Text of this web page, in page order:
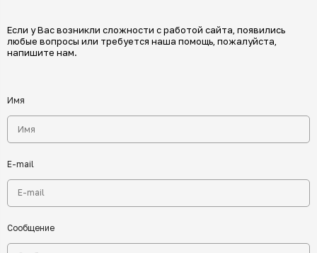
Если у Вас возникли сложности с работой сайта, появились
любые вопросы или требуется наша помощь, пожалуйста,
напишите нам.
Имя
E-mail
Сообщение